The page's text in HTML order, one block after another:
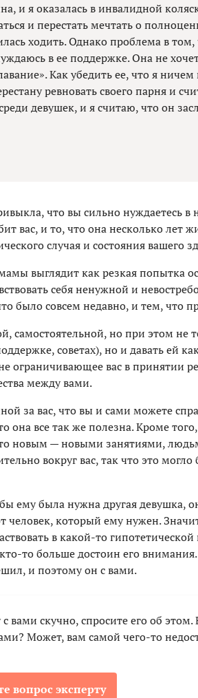
и я оказалась в инвалидной
и перестать мечтать о
ходить. Однако проблема в том,
в ее поддержке. Она не
Как убедить ее, что я ничем
ревновать своего парня и
девушек, и я считаю, что он
что вы сильно нуждаетесь в
вас, и то, что она несколько лет
случая и состояния вашего
выглядит как резкая попытка
себя ненужной и
было совсем недавно, и тем, что
самостоятельной, но при этом не
советах), но и давать ей
ограничивающее вас в принятии
между вами.
за вас, что вы и сами можете
она все так же полезна. Кроме
новым — новыми занятиями,
вокруг вас, так что это
ему была нужна другая девушка,
который ему нужен.
в какой-то
то больше достоин его
и поэтому он с вами.
вами скучно, спросите его об
Может, вам самой чего-то
вопрос эксперту